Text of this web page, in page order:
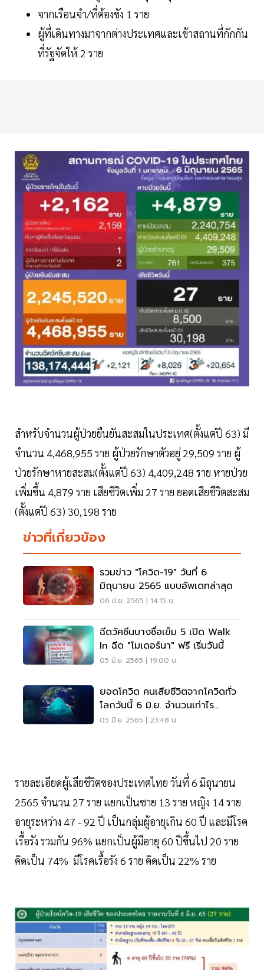
จากเรือนจำ/ที่ต้องขัง 1 ราย
ผู้ที่เดินทางมาจากต่างประเทศและเข้าสถานที่กักกัน
ที่รัฐจัดให้ 2 ราย
สำหรับจำนวนผู้ป่วยยืนยันสะสมในประเทศ(ตั้งแต่ปี 63) มี
จำนวน 4,468,955 ราย ผู้ป่วยรักษาตัวอยู่ 29,509 ราย ผู้
ป่วยรักษาหายสะสม(ตั้งแต่ปี 63) 4,409,248 ราย หายป่วย
เพิ่มขึ้น 4,879 ราย เสียชีวิตเพิ่ม 27 ราย ยอดเสียชีวิตสะสม
(ตั้งแต่ปี 63) 30,198 ราย
ข่าวที่เกี่ยวข้อง
รวมข่าว "โควิด-19" วันที่ 6
มิถุนายน 2565 แบบอัพเดทล่าสุด
06 มิ.ย. 2565 | 14:15 น.
ฉีดวัคซีนบางซื่อเข็ม 5 เปิด Walk
In ฉีด "โมเดอร์นา" ฟรี เริ่มวันนี้
05 มิ.ย. 2565 | 19:00 น.
ยอดโควิด คนเสียชีวิตจากโควิดทั่ว
โลกวันนี้ 6 มิ.ย. จำนวนเท่าไร
อัพเดทที่นี่
05 มิ.ย. 2565 | 23:48 น.
รายละเอียดผู้เสียชีวิตของประเทศไทย วันที่ 6 มิถุนายน
2565 จำนวน 27 ราย แยกเป็นชาย 13 ราย หญิง 14 ราย
อายุระหว่าง 47 - 92 ปี เป็นกลุ่มผู้อายุเกิน 60 ปี และมีโรค
เรื้อรัง รวมกัน 96% แยกเป็นผู้มีอายุ 60 ปีขึ้นไป 20 ราย
คิดเป็น 74% มีโรคเรื้อรัง 6 ราย คิดเป็น 22% ราย